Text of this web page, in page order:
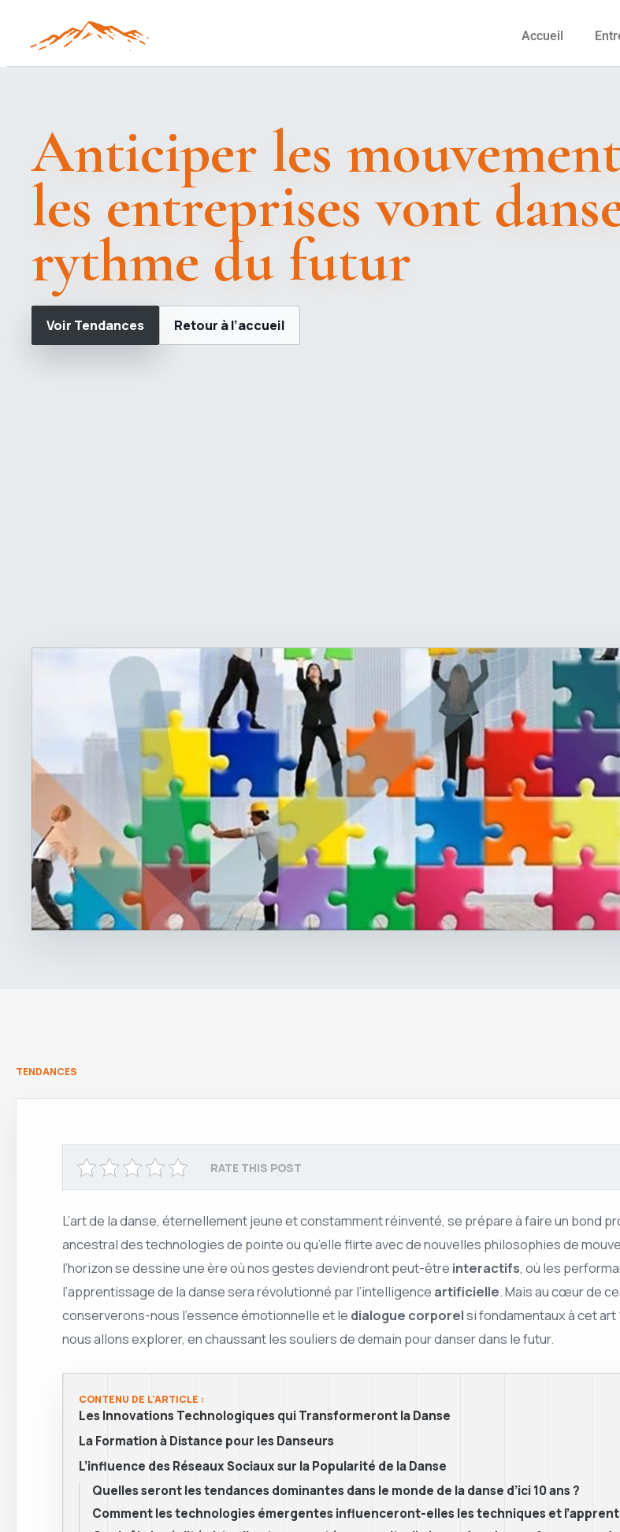
Accueil
Anticiper les
les entreprises vont
rythme du futur
Voir Tendances Retour à l’accueil
TENDANCES
RATE THIS POST
L’art de la danse, éternellement jeune et constamment réinventé, se prépare à faire un bond
ancestral des technologies de pointe ou qu’elle flirte avec de nouvelles philosophies de
l’horizon se dessine une ère où nos gestes deviendront peut-être interactifs, où les
l’apprentissage de la danse sera révolutionné par l’intelligence artificielle. Mais au cœur de
conserverons-nous l’essence émotionnelle et le dialogue corporelsi fondamentaux à cet art
nous allons explorer, en chaussant les souliers de demain pour danser dans le futur.
CONTENU DE L'ARTICLE :
Les Innovations Technologiques qui Transformeront la Danse
La Formation à Distance pour les Danseurs
L’influence des Réseaux Sociaux sur la Popularité de la Danse
Quelles seront les tendances dominantes dans le monde de la danse d’ici 10 ans ?
Comment les technologies émergentes influenceront-elles les techniques et